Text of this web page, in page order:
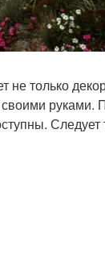
не только
своими
Следует